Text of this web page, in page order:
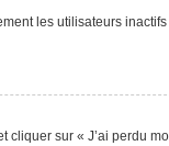
les utilisateurs
sur « J’ai perdu